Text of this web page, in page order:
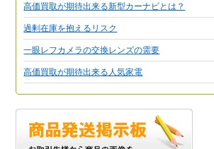
高価買取が期待出来る新型カーナビとは？
過剰在庫を抱えるリスク
一眼レフカメラの交換レンズの需要
高価買取が期待出来る人気家電